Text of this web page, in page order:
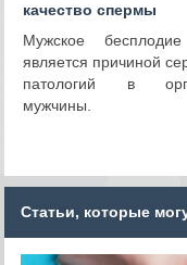
качество спермы
Мужское
является причиной
патологий в
мужчины.
Статьи, которые